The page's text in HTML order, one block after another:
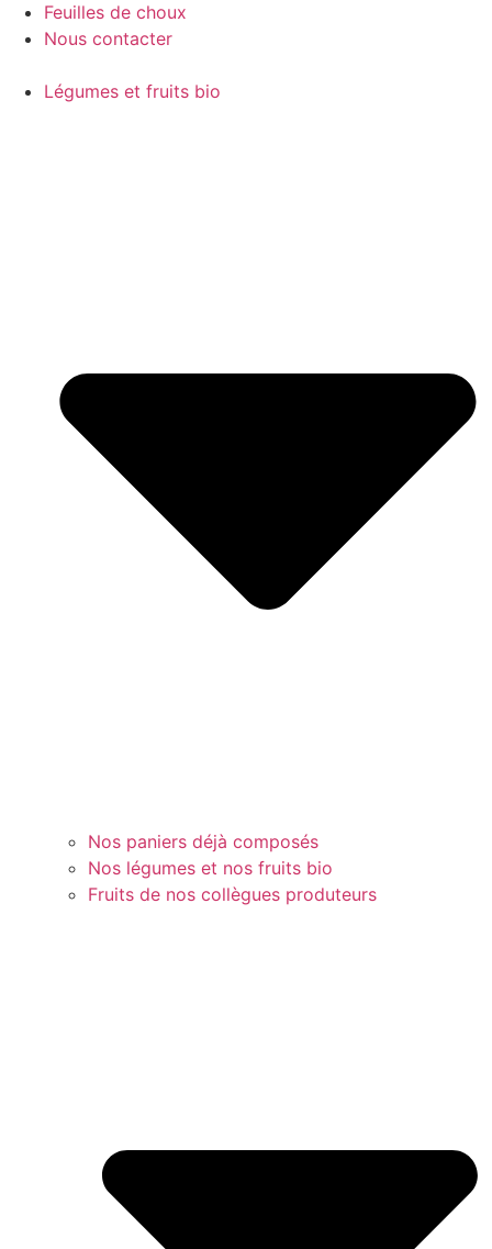
Feuilles de choux
Nous contacter
Légumes et fruits bio
Nos paniers déjà composés
Nos légumes et nos fruits bio
Fruits de nos collègues produteurs